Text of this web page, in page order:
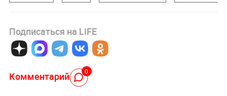
Подписаться на LIFE
Комментарий 0